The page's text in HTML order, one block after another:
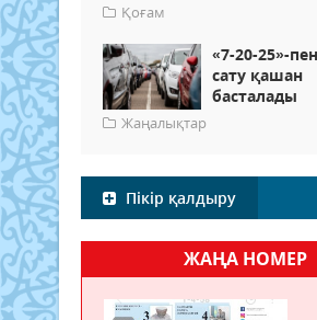
Қоғам
«7-20-25»-
сату қашан
басталады
Жаңалықтар
Пікір қалдыру
ЖАҢА НОМЕР